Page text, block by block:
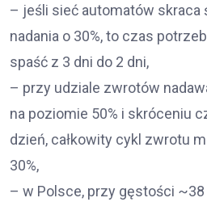
– jeśli sieć automatów skraca
nadania o 30%, to czas
spaść z 3 dni do 2 dni,
– przy udziale zwrotów
na poziomie 50% i skróceniu
dzień, całkowity cykl zwrotu
30%,
– w Polsce, przy gęstości ~38